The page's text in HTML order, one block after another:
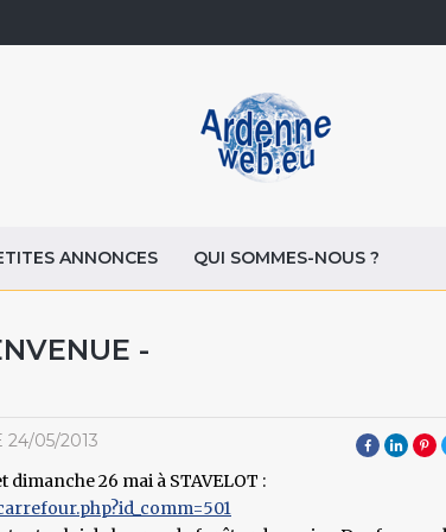
ANNONCES QUI SOMMES-NOUS ?
-
24/05/2013
26 mai à STAVELOT :